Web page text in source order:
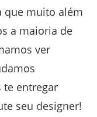
que muito além
a maioria de
ver
te entregar
seu designer!